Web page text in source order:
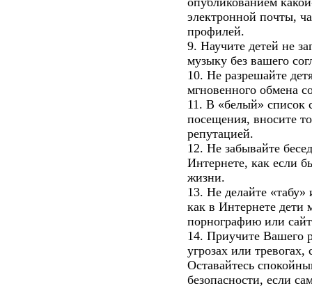
электронной почты,
профилей.
9. Научите детей не
музыку без вашего
10. Не разрешайте
мгновенного обмена
11. В «белый» список
посещения, вносите
репутацией.
12. Не забывайте
Интернете, как если
жизни.
13. Не делайте
как в Интернете дети
порнографию или
14. Приучите Вашего
угрозах или
Оставайтесь
безопасности, если